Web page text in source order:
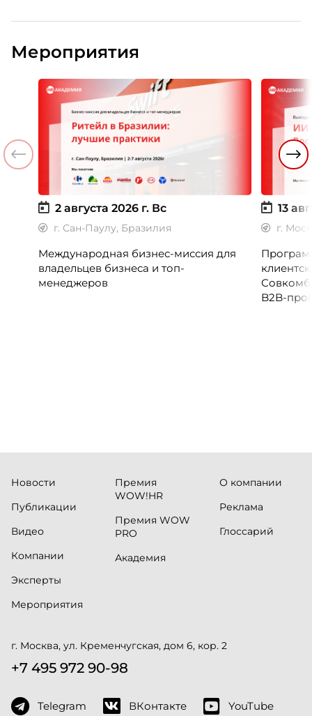
Мероприятия
2 августа 2026 г. Вс
г. Сан-Паулу, Бразилия
Международная бизнес-миссия для
владельцев бизнеса и топ-
менеджеров
13
г.
B2B-
Новости
Публикации
Видео
Компании
Эксперты
Мероприятия
Премия
WOW!HR
Премия WOW
PRO
Академия
О компании
Реклама
Глоссарий
г. Москва, ул. Кременчугская, дом 6, кор. 2
+7 495 972 90-98
Telegram ВКонтакте YouTube